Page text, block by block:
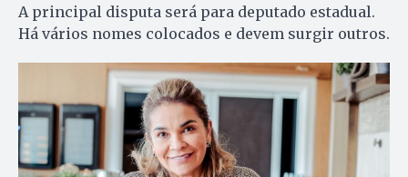
A principal disputa será para deputado estadual.
Há vários nomes colocados e devem surgir outros.